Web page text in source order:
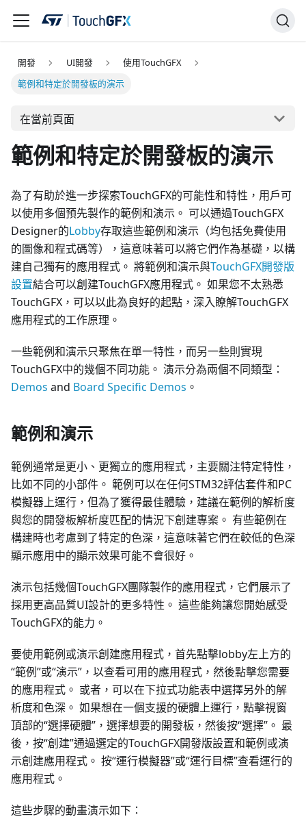
開發 UI開發
使用TouchGFX
範例和特定於開發板的演示
在當前頁面
範例和特定於開發板的演示
為了有助於進一步探索TouchGFX的可能性和特性，用戶可
以使用多個預先製作的範例和演示。 可以通過TouchGFX
Designer的Lobby存取這些範例和演示（均包括免費使用
的圖像和程式碼等），這意味著可以將它們作為基礎，以構
建自己獨有的應用程式。 將範例和演示與TouchGFX開發版
設置結合可以創建TouchGFX應用程式。 如果您不太熟悉
TouchGFX，可以以此為良好的起點，深入瞭解TouchGFX
應用程式的工作原理。
一些範例和演示只聚焦在單一特性，而另一些則實現
TouchGFX中的幾個不同功能。 演示分為兩個不同類型：
Demos and Board Specific Demos 。
範例和演示
範例通常是更小、更獨立的應用程式，主要關注特定特性，
比如不同的小部件。 範例可以在任何STM32評估套件和PC
模擬器上運行，但為了獲得最佳體驗，建議在範例的解析度
與您的開發板解析度匹配的情況下創建專案。 有些範例在
構建時也考慮到了特定的色深，這意味著它們在較低的色深
顯示應用中的顯示效果可能不會很好。
演示包括幾個TouchGFX團隊製作的應用程式，它們展示了
採用更高品質UI設計的更多特性。 這些能夠讓您開始感受
TouchGFX的能力。
要使用範例或演示創建應用程式，首先點擊lobby左上方的
“範例”或“演示”，以查看可用的應用程式，然後點擊您需要
的應用程式。 或者，可以在下拉式功能表中選擇另外的解
析度和色深。 如果想在一個支援的硬體上運行，點擊視窗
頂部的“選擇硬體”，選擇想要的開發板，然後按“選擇”。 最
後，按“創建”通過選定的TouchGFX開發版設置和範例或演
示創建應用程式。 按“運行模擬器”或“運行目標”查看運行的
應用程式。
這些步驟的動畫演示如下：